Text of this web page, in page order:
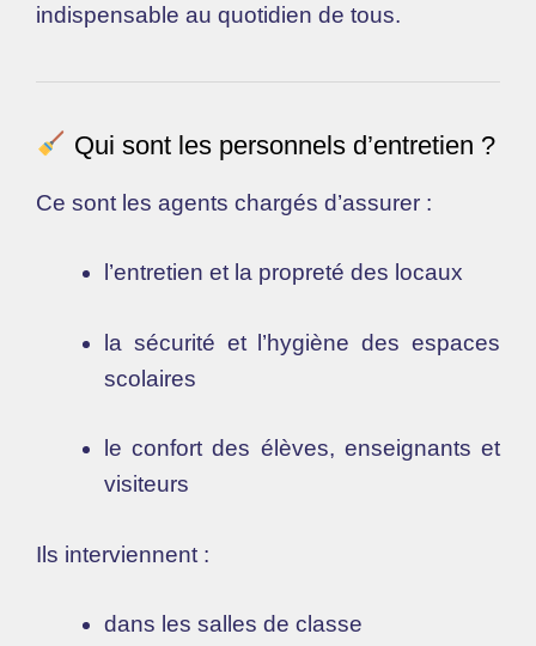
indispensable au quotidien de tous.
Qui sont les personnels d’entretien ?
Ce sont les agents chargés d’assurer :
l’entretien et la propreté des locaux
la sécurité et l’hygiène des espaces
scolaires
le confort des élèves, enseignants et
visiteurs
Ils interviennent :
dans les salles de classe